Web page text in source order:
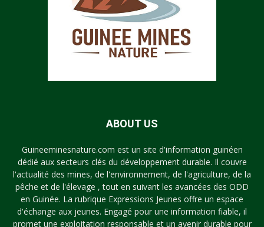
ABOUT US
Guineeminesnature.com est un site d'information guinéen
dédié aux secteurs clés du développement durable. Il couvre
l'actualité des mines, de l'environnement, de l'agriculture, de la
pêche et de l'élevage , tout en suivant les avancées des ODD
en Guinée. La rubrique Expressions Jeunes offre un espace
d'échange aux jeunes. Engagé pour une information fiable, il
promet une exploitation responsable et un avenir durable pour